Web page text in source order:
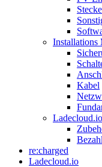
Installations
Kabel
re:charged
Ladecloud.io